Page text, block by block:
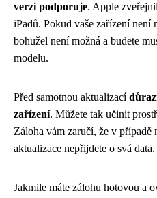
verzi podporuje. Apple
iPadů. Pokud vaše zařízení není
bohužel není možná a budete
modelu.
Před samotnou aktualizací
zařízení. Můžete tak učinit
Záloha vám zaručí, že v případě
aktualizace nepřijdete o svá data.
Jakmile máte zálohu hotovou a